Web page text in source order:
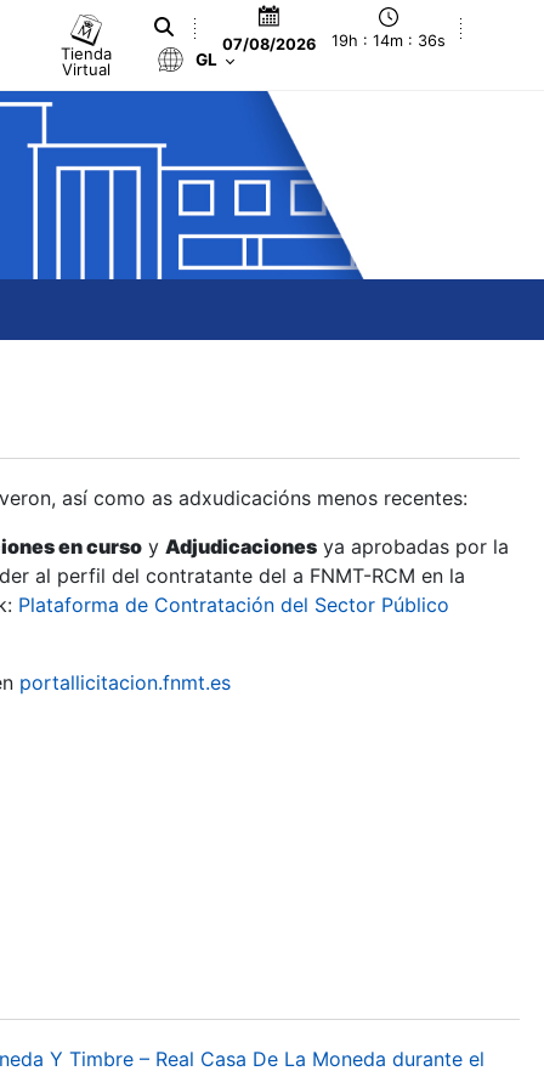
Tienda
Virtual
07/08/2026 19h : 14m : 37s
GL
así como as adxudicacións menos recentes:
en curso y Adjudicaciones ya aprobadas por la
al perfil del contratante del a FNMT-RCM en la
Plataforma de Contratación del Sector Público
portallicitacion.fnmt.es
Y Timbre – Real Casa De La Moneda durante el